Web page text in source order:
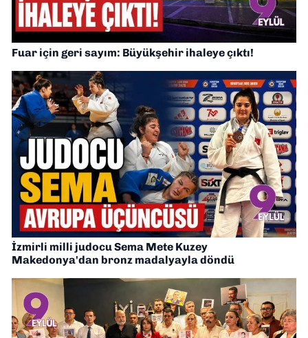
Fuar için geri sayım: Büyükşehir ihaleye çıktı!
İzmirli milli judocu Sema Mete Kuzey
Makedonya'dan bronz madalyayla döndü